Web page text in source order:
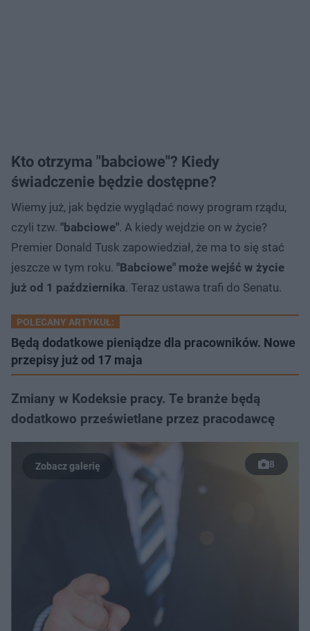
Kto otrzyma "babciowe"? Kiedy
świadczenie będzie dostępne?
Wiemy już, jak będzie wyglądać nowy program rządu,
czyli tzw. "babciowe". A kiedy wejdzie on w życie?
Premier Donald Tusk zapowiedział, że ma to się stać
jeszcze w tym roku. "Babciowe" może wejść w życie
już od 1 października. Teraz ustawa trafi do Senatu.
POLECANY ARTYKUŁ:
Będą dodatkowe pieniądze dla pracowników. Nowe
przepisy już od 17 maja
Zmiany w Kodeksie pracy. Te branże będą
dodatkowo prześwietlane przez pracodawcę
8